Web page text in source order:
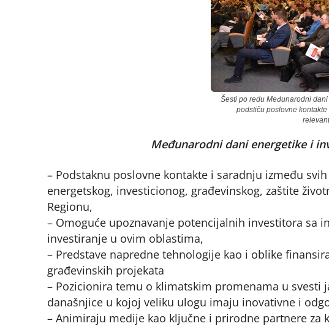
Šesti po redu Međunarodni
podstiču poslovne
Međunarodni dani energetike i
– Podstaknu poslovne kontakte i saradnju između
energetskog, investicionog, građevinskog, zaštite
Regionu,
– Omoguće upoznavanje potencijalnih investitora sa
investiranje u ovim oblastima,
– Predstave napredne tehnologije kao i oblike
građevinskih projekata
– Pozicionira temu o klimatskim promenama u svesti
današnjice u kojoj veliku ulogu imaju inovativne i
– Animiraju medije kao ključne i prirodne partnere za